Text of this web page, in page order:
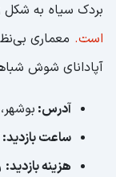
بردک سیاه به شکل
است.
آپادانای شوش
آدرس:
ساعت بازدید:
هزینه بازدید: